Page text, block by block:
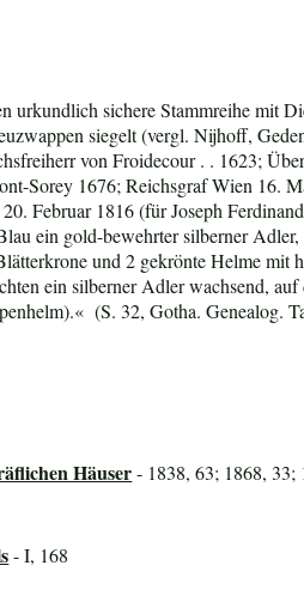
urkundlich sichere Stammreihe mit
siegelt (vergl. Nijhoff,
von Froidecour . . 1623;
Sorey 1676; Reichsgraf Wien 16.
Februar 1816 (für Joseph
ein gold-bewehrter silberner
und 2 gekrönte Helme mit
ein silberner Adler wachsend,
(S. 32, Gotha. Genealog.
Häuser- 1838, 63; 1868, 33;
- I, 168